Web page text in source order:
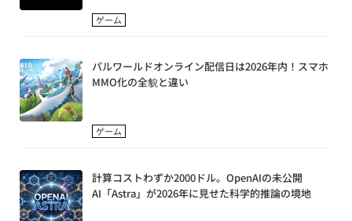
ゲーム
パルワールドオンライン配信日は2026年内！スマホ
MMO化の全貌と違い
ゲーム
計算コストわずか2000ドル。OpenAIの未公開
AI「Astra」が2026年に見せた科学的推論の境地